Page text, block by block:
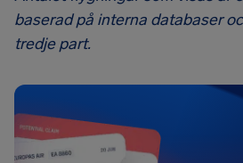
baserad på interna databaser
tredje part.